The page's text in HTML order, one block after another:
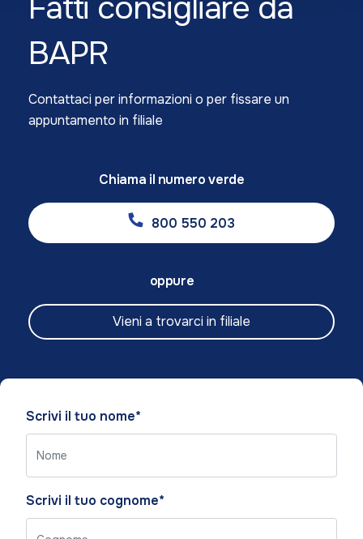
BAPR
Contattaci per informazioni o per fissare un
appuntamento in filiale
Chiama il numero verde
800 550 203
oppure
Vieni a trovarci in filiale
Please
leave
this
field
empty.
Scrivi il tuo nome*
Scrivi il tuo cognome*